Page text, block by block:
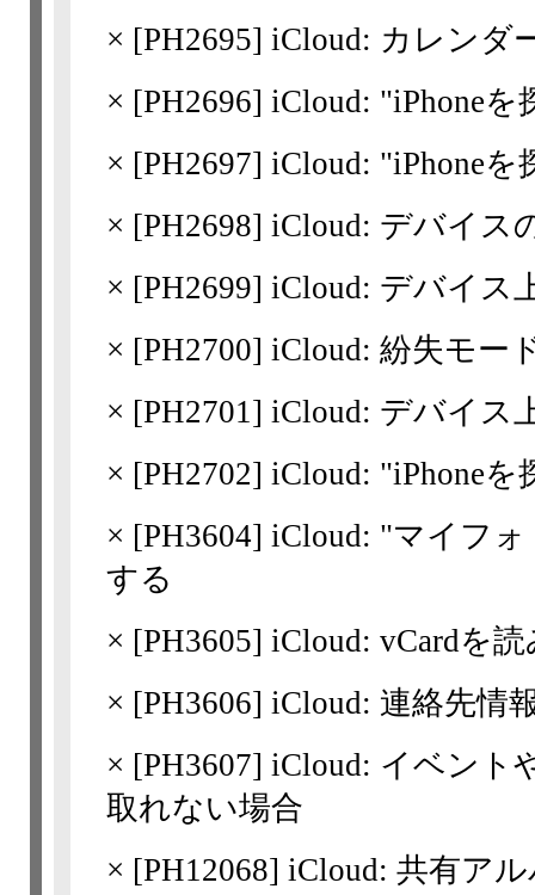
× [PH2695] iCloud: カレンダ
× [PH2696] iCloud: "iPhone
× [PH2697] iCloud: "iPhoneを
× [PH2698] iCloud: デバイス
× [PH2699] iCloud: デバイス
× [PH2700] iCloud: 紛失モー
× [PH2701] iCloud: デバイス
× [PH2702] iCloud: "iPhone
× [PH3604] iCloud: "マイフ
する
× [PH3605] iCloud: vCardを
× [PH3606] iCloud: 連絡先情
× [PH3607] iCloud: イベント
取れない場合
× [PH12068] iCloud: 共有ア